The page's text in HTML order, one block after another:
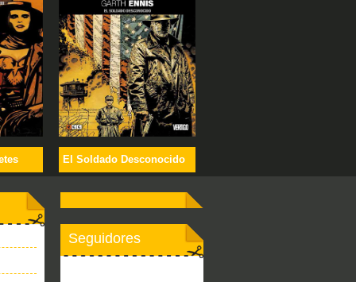
El Soldado Desconocido
Seguidores